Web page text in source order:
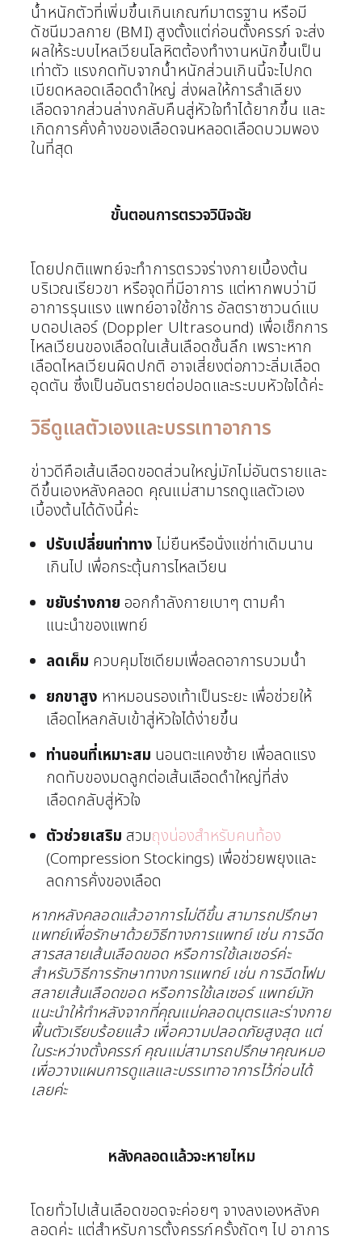
น้ำหนักตัวที่เพิ่มขึ้นเกินเกณฑ์มาตรฐาน หรือมี
ดัชนีมวลกาย (BMI) สูงตั้งแต่ก่อนตั้งครรภ์ จะส่ง
ผลให้ระบบไหลเวียนโลหิตต้องทำงานหนักขึ้นเป็น
เท่าตัว แรงกดทับจากน้ำหนักส่วนเกินนี้จะไปกด
เบียดหลอดเลือดดำใหญ่ ส่งผลให้การลำเลียง
เลือดจากส่วนล่างกลับคืนสู่หัวใจทำได้ยากขึ้น และ
เกิดการคั่งค้างของเลือดจนหลอดเลือดบวมพอง
ในที่สุด
ขั้นตอนการตรวจวินิจฉัย
โดยปกติแพทย์จะทำการตรวจร่างกายเบื้องต้น
บริเวณเรียวขา หรือจุดที่มีอาการ แต่หากพบว่ามี
อาการรุนแรง แพทย์อาจใช้การ อัลตราซาวนด์แบ
บดอปเลอร์ (Doppler Ultrasound) เพื่อเช็กการ
ไหลเวียนของเลือดในเส้นเลือดชั้นลึก เพราะหาก
เลือดไหลเวียนผิดปกติ อาจเสี่ยงต่อภาวะลิ่มเลือด
อุดตัน ซึ่งเป็นอันตรายต่อปอดและระบบหัวใจได้ค่ะ
วิธีดูแลตัวเองและบรรเทาอาการ
ข่าวดีคือเส้นเลือดขอดส่วนใหญ่มักไม่อันตรายและ
ดีขึ้นเองหลังคลอด คุณแม่สามารถดูแลตัวเอง
เบื้องต้นได้ดังนี้ค่ะ
ปรับเปลี่ยนท่าทาง ไม่ยืนหรือนั่งแช่ท่าเดิมนาน
เกินไป เพื่อกระตุ้นการไหลเวียน
ขยับร่างกาย ออกกำลังกายเบาๆ ตามคำ
แนะนำของแพทย์
ลดเค็ม ควบคุมโซเดียมเพื่อลดอาการบวมน้ำ
ยกขาสูง หาหมอนรองเท้าเป็นระยะ เพื่อช่วยให้
เลือดไหลกลับเข้าสู่หัวใจได้ง่ายขึ้น
ท่านอนที่เหมาะสม นอนตะแคงซ้าย เพื่อลดแรง
กดทับของมดลูกต่อเส้นเลือดดำใหญ่ที่ส่ง
เลือดกลับสู่หัวใจ
ตัวช่วยเสริม สวมถุงน่องสำหรับคนท้อง
(Compression Stockings) เพื่อช่วยพยุงและ
ลดการคั่งของเลือด
หากหลังคลอดแล้วอาการไม่ดีขึ้น สามารถปรึกษา
แพทย์เพื่อรักษาด้วยวิธีทางการแพทย์ เช่น การฉีด
สารสลายเส้นเลือดขอด หรือการใช้เลเซอร์ค่ะ
สำหรับวิธีการรักษาทางการแพทย์ เช่น การฉีดโฟม
สลายเส้นเลือดขอด หรือการใช้เลเซอร์ แพทย์มัก
แนะนำให้ทำหลังจากที่คุณแม่คลอดบุตรและร่างกาย
ฟื้นตัวเรียบร้อยแล้ว เพื่อความปลอดภัยสูงสุด แต่
ในระหว่างตั้งครรภ์ คุณแม่สามารถปรึกษาคุณหมอ
เพื่อวางแผนการดูแลและบรรเทาอาการไว้ก่อนได้
เลยค่ะ
หลังคลอดแล้วจะหายไหม
โดยทั่วไปเส้นเลือดขอดจะค่อยๆ จางลงเองหลังค
ลอดค่ะ แต่สำหรับการตั้งครรภ์ครั้งถัดๆ ไป อาการ